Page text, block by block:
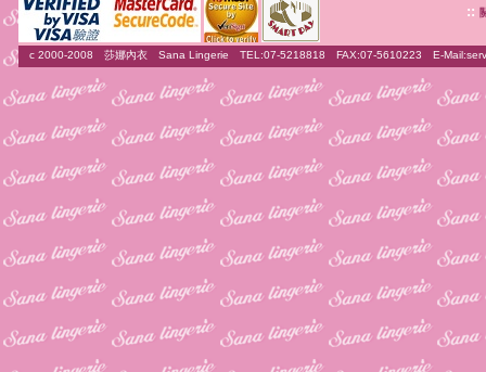
::
c 2000-2008 莎娜內衣 Sana Lingerie TEL:07-5218818 FAX:07-5610223 E-Mail: